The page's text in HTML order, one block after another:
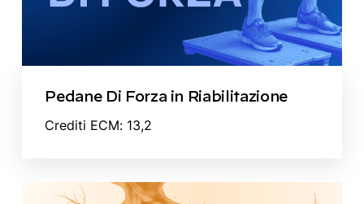
Pedane Di Forza in Riabilitazione
Crediti ECM: 13,2